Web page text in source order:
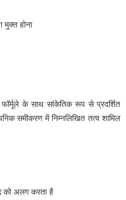
मुक्त होना
के साथ सांकेतिक रूप से प्रदर्शित
समीकरण में निम्नलिखित तत्व शामिल
को अलग करता है